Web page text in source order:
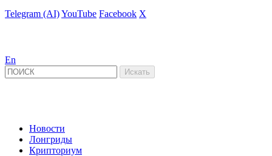
Telegram (AI)YouTube Facebook X
En
Новости
Лонгриды
Крипториум